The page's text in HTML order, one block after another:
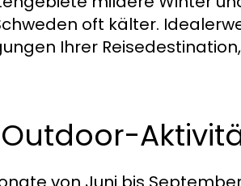
oft kälter.
Ihrer